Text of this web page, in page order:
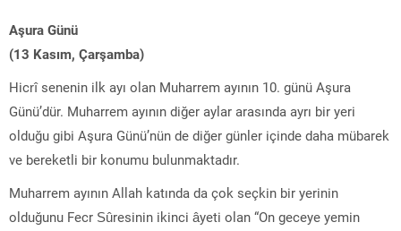
Aşura Günü
(13 Kasım, Çarşamba)
Hicrî senenin ilk ayı olan Muharrem ayının 10. günü Aşura
Günü’dür. Muharrem ayının diğer aylar arasında ayrı bir yeri
olduğu gibi Aşura Günü’nün de diğer günler içinde daha mübarek
ve bereketli bir konumu bulunmaktadır.
Muharrem ayının Allah katında da çok seçkin bir yerinin
olduğunu Fecr Sûresinin ikinci âyeti olan “On geceye yemin